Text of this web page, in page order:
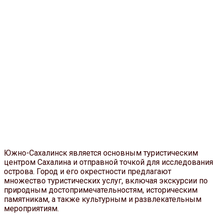
Южно-Сахалинск является основным туристическим
центром Сахалина и отправной точкой для исследования
острова. Город и его окрестности предлагают
множество туристических услуг, включая экскурсии по
природным достопримечательностям, историческим
памятникам, а также культурным и развлекательным
мероприятиям.